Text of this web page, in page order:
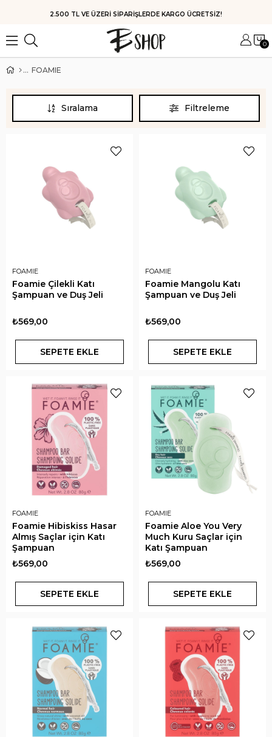
HIZLI KARGO
0
FOAMIE
Filtreleme
Sıralama
FOAMIE
Foamie Çilekli Katı
Şampuan ve Duş Jeli
₺569,00
SEPETE EKLE
FOAMIE
Foamie Mangolu Katı
Şampuan ve Duş Jeli
₺569,00
SEPETE EKLE
FOAMIE
Foamie Hibiskiss Hasar
Almış Saçlar için Katı
Şampuan
₺569,00
SEPETE EKLE
FOAMIE
Foamie Aloe You Very
Much Kuru Saçlar için
Katı Şampuan
₺569,00
SEPETE EKLE